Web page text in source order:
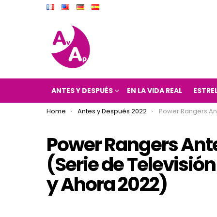
ANTES Y DESPUÉS EN LA VIDA REAL
You are here:
Home Antes y Después 2022 Power Rangers Antes y Después 2022 (Serie
Power Rangers
(Serie de
y Ahora 2022)